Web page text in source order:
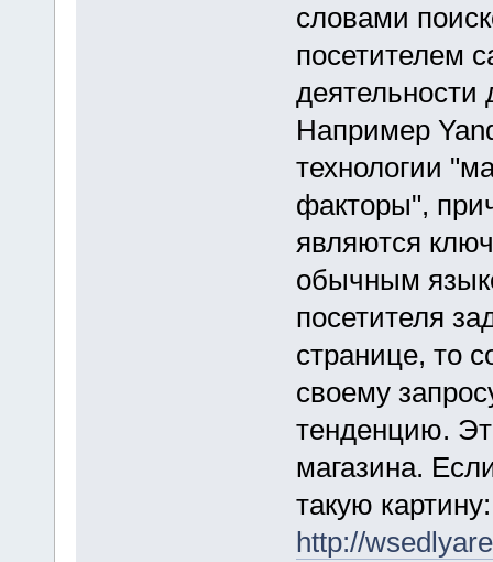
словами
посетителем
деятельности
Например
технологии
факторы",
являются
обычным
посетителя
странице, то
своему
тенденцию.
магазина.
такую картину:
http://